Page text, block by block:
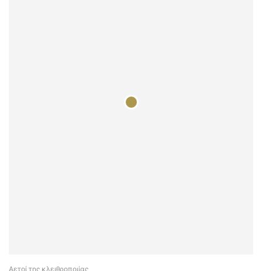
Αετοί της κλειθροποιίας